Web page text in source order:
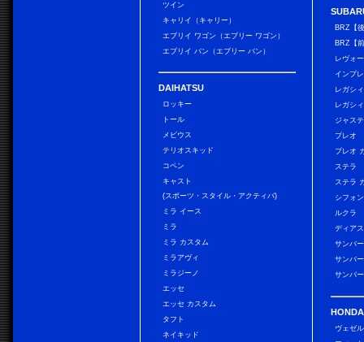
ツイン
キャリイ（キャリー）
エブリイ ワゴン（エブリー ワゴン）
エブリイ バン（エブリー バン）
DAIHATSU
ロッキー
トール
メビウス
テリオスキッド
コペン
キャスト
(スポーツ・スタイル・アクティバ)
ミラ イース
ミラ
ミラ カスタム
ミラアヴィ
ミラジーノ
エッセ
エッセ カスタム
タフト
ネイキッド
BRZ【
BRZ【
レヴォ
インプ
レガシ
レガシ
ジャス
プレオ
プレオ
ステラ
ステラ
シフォ
ルクラ
ディア
サンバ
サンバ
サンバ
HONDA
ヴェゼル